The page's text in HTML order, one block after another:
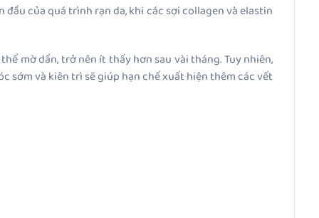
của quá trình rạn da, khi các sợi collagen và elastin
mờ dần, trở nên ít thấy hơn sau vài tháng.Tuy nhiên,
sớm và kiên trì sẽ giúp hạn chế xuất hiện thêm các vết